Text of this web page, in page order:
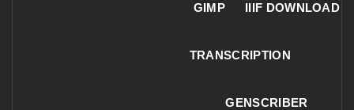
GIMP IIIF DOWNLOAD
TRANSCRIPTION
GENSCRIBER